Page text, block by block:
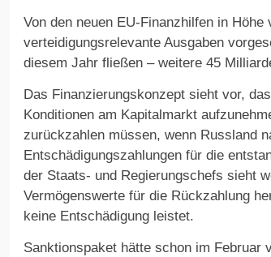
Von den neuen EU-Finanzhilfen in
verteidigungsrelevante Ausgaben
diesem Jahr fließen – weitere 45
Das Finanzierungskonzept sieht vor,
Konditionen am Kapitalmarkt
zurückzahlen müssen, wenn Russland
Entschädigungszahlungen für die
der Staats- und Regierungschefs sieht
Vermögenswerte für die Rückzahlung
keine Entschädigung leistet.
Sanktionspaket hätte schon im Februar